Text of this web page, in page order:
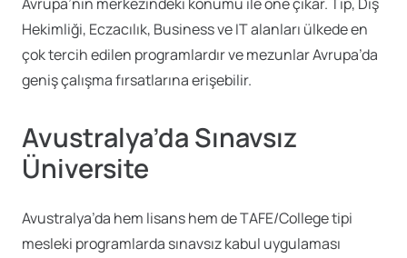
Hekimliği, Eczacılık, Business ve IT alanları ülkede en
çok tercih edilen programlardır ve mezunlar Avrupa’da
geniş çalışma fırsatlarına erişebilir.
Avustralya’da Sınavsız
Üniversite
Avustralya’da hem lisans hem de TAFE/College tipi
mesleki programlarda sınavsız kabul uygulaması